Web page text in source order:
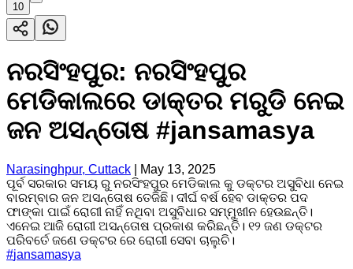
10
ନରସିଂହପୁର: ନରସିଂହପୁର
ମେଡିକାଲରେ ଡାକ୍ତର ମରୁଡି ନେଇ
ଜନ ଅସନ୍ତୋଷ #jansamasya
Narasinghpur, Cuttack
May 13, 2025
ପୂର୍ବ ସରକାର ସମୟ ରୁ ନରସିଂହପୁର ମେଡିକାଲ କୁ ଡକ୍ଟର ଅସୁବିଧା ନେଇ
ବାରମ୍ବାର ଜନ ଅସନ୍ତୋଷ ତେଜିଛି। ଦୀର୍ଘ ବର୍ଷ ହେବ ଡାକ୍ତର ପଦ
ଫାଙ୍କା ପାଇଁ ରୋଗୀ ନାହିଁ ନଥିବା ଅସୁବିଧାର ସମ୍ମୁଖୀନ ହେଉଛନ୍ତି।
ଏନେଇ ଆଜି ରୋଗୀ ଅସନ୍ତୋଷ ପ୍ରକାଶ କରିଛନ୍ତି। ୧୨ ଜଣ ଡକ୍ଟର
ପରିବର୍ତେ ଜଣେ ଡକ୍ଟର ରେ ରୋଗୀ ସେବା ଚାଲୁଚି।
#jansamasya